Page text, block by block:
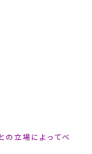
の立場によってベ